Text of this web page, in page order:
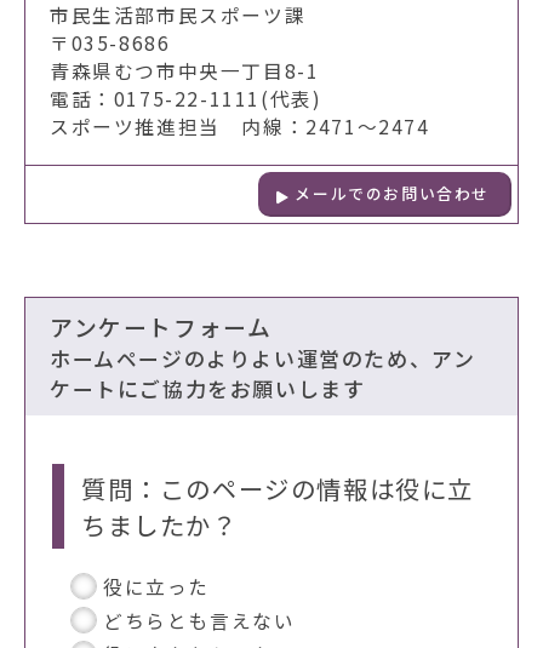
市民生活部市民スポーツ課
〒035-8686
青森県むつ市中央一丁目8-1
電話：0175-22-1111(代表)
スポーツ推進担当 内線：2471～2474
メールでのお問い合わせ
アンケートフォーム
ホームページのよりよい運営のため、アン
ケートにご協力をお願いします
質問：このページの情報は役に立
ちましたか？
役に立った
どちらとも言えない